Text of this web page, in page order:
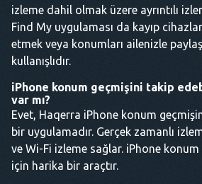
izleme dahil olmak üzere ayrıntılı
Find My uygulaması da kayıp
etmek veya konumları ailenizle
kullanışlıdır.
iPhone konum geçmişini takip
var mı?
Evet, Haqerra iPhone konum
bir uygulamadır. Gerçek zamanlı
ve Wi-Fi izleme sağlar. iPhone
için harika bir araçtır.